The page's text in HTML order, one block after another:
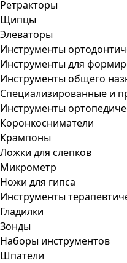
Ретракторы
Щипцы
Элеваторы
Инструменты
Инструменты для
Инструменты общего
Специализированные и
Инструменты
Коронкосниматели
Крампоны
Ложки для слепков
Микрометр
Ножи для гипса
Инструменты
Гладилки
Зонды
Наборы инструментов
Шпатели